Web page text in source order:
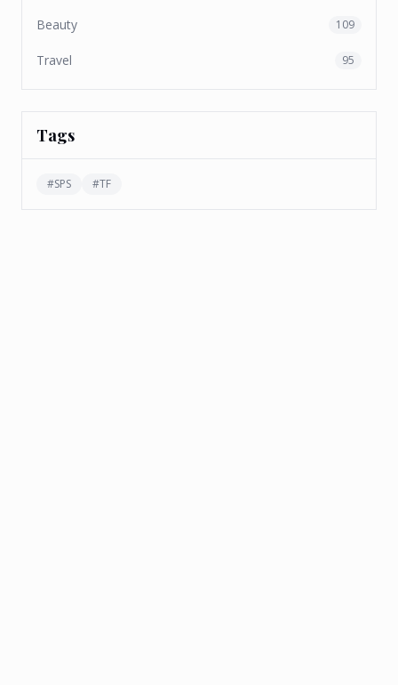
Beauty 109
Travel 95
Tags
#SPS #TF